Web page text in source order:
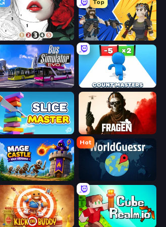
Numicolor
Top
BuildNow GG
Bus Simulator: EVO
Slice Master Fragen
Mage Castle Idle Defense
Hot
WorldGuessr Free GeoGuessr
Kick the Buddy CubeRealm.io